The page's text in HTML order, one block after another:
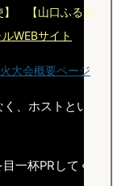
】 【山口ふるさ
WEBサイト
、ホストとい
一杯PRしてく